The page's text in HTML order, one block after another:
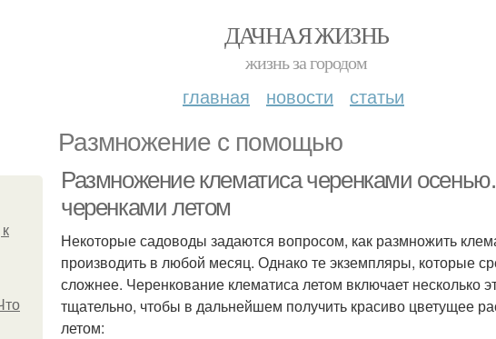
ДАЧНАЯ ЖИЗНЬ
жизнь за городом
главная новости статьи
Размножение с помощью
Размножение клематиса черенками
черенками летом
Некоторые садоводы задаются вопросом, как размножить
производить в любой месяц. Однако те экземпляры, которые
сложнее. Черенкование клематиса летом включает несколько
тщательно, чтобы в дальнейшем получить красиво цветущее
летом: